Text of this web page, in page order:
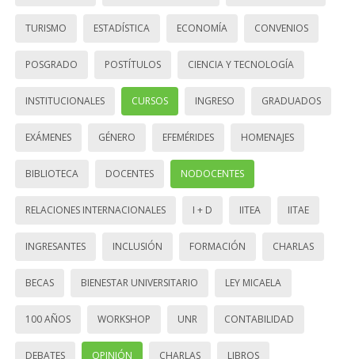
TURISMO ESTADÍSTICA ECONOMÍA CONVENIOS
POSGRADO POSTÍTULOS CIENCIA Y TECNOLOGÍA
INSTITUCIONALES CURSOS INGRESO GRADUADOS
EXÁMENES GÉNERO EFEMÉRIDES HOMENAJES
BIBLIOTECA DOCENTES NODOCENTES
RELACIONES INTERNACIONALES I + D IITEA IITAE
INGRESANTES INCLUSIÓN FORMACIÓN CHARLAS
BECAS BIENESTAR UNIVERSITARIO LEY MICAELA
100 AÑOS WORKSHOP UNR CONTABILIDAD
DEBATES OPINIÓN CHARLAS LIBROS